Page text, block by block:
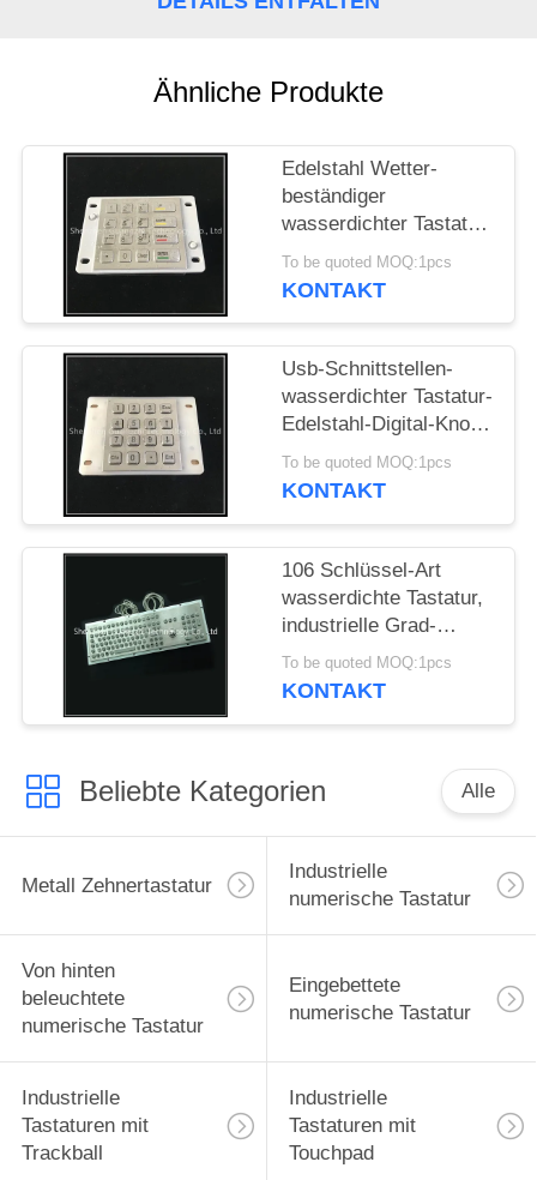
PRIVACY
POLICY
Ähnliche Produkte
Edelstahl Wetter-
beständiger
wasserdichter Tastatur
Sus-304 mit
Gummiknöpfen
To be quoted MOQ:1pcs
KONTAKT
Usb-Schnittstellen-
wasserdichter Tastatur-
Edelstahl-Digital-Knopf
mit
Hintergrundbeleuchtung
To be quoted MOQ:1pcs
KONTAKT
106 Schlüssel-Art
wasserdichte Tastatur,
industrielle Grad-
Metallcomputer-
Tastatur
To be quoted MOQ:1pcs
KONTAKT
Beliebte Kategorien Alle
Metall Zehnertastatur
Industrielle
numerische Tastatur
Von hinten
beleuchtete
numerische Tastatur
Eingebettete
numerische Tastatur
Industrielle
Tastaturen mit
Trackball
Industrielle
Tastaturen mit
Touchpad